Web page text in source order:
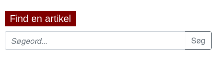
Find en artikel